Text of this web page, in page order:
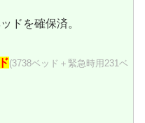
ドを確保済。
(3738ベッド＋緊急時用231ベ